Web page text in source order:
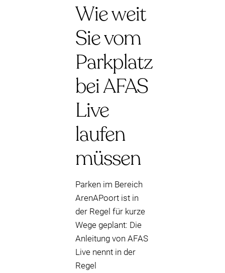
Wie weit
Sie vom
Parkplatz
bei AFAS
Live
laufen
müssen
Parken im Bereich
ArenAPoort ist in
der Regel für kurze
Wege geplant: Die
Anleitung von AFAS
Live nennt in der
Regel